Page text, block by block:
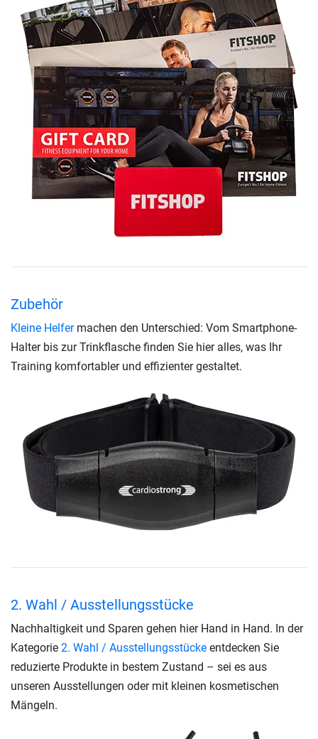
Zubehör
Kleine Helfermachen den Unterschied: Vom Smartphone-
Halter bis zur Trinkflasche finden Sie hier alles, was Ihr
Training komfortabler und effizienter gestaltet.
2. Wahl / Ausstellungsstücke
Nachhaltigkeit und Sparen gehen hier Hand in Hand. In der
Kategorie 2. Wahl / Ausstellungsstücke entdecken Sie
reduzierte Produkte in bestem Zustand – sei es aus
unseren Ausstellungen oder mit kleinen kosmetischen
Mängeln.